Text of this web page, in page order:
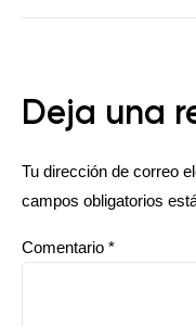
Deja una
Tu dirección de correo
campos obligatorios
Comentario *